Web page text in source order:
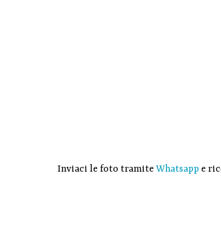
Inviaci le foto tramite Whatsapp e